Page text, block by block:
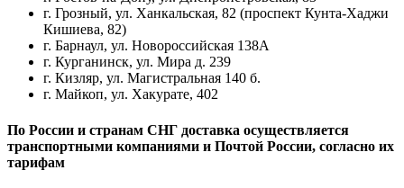
г. Грозный, ул. Ханкальская, 82 (проспект Кунта-Хаджи
Кишиева, 82)
г. Барнаул, ул. Новороссийская 138А
г. Курганинск, ул. Мира д. 239
г. Кизляр, ул. Магистральная 140 б.
г. Майкоп, ул. Хакурате, 402
По России и странам СНГ доставка осуществляется
транспортными компаниями и Почтой России, согласно их
тарифам